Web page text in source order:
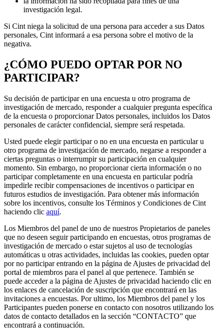
investigación legal.
Si Cint niega la solicitud de una persona para acceder a sus Datos
personales, Cint informará a esa persona sobre el motivo de la
negativa.
¿CÓMO PUEDO OPTAR POR NO
PARTICIPAR?
Su decisión de participar en una encuesta u otro programa de
investigación de mercado, responder a cualquier pregunta específica
de la encuesta o proporcionar Datos personales, incluidos los Datos
personales de carácter confidencial, siempre será respetada.
Usted puede elegir participar o no en una encuesta en particular u
otro programa de investigación de mercado, negarse a responder a
ciertas preguntas o interrumpir su participación en cualquier
momento. Sin embargo, no proporcionar cierta información o no
participar completamente en una encuesta en particular podría
impedirle recibir compensaciones de incentivos o participar en
futuros estudios de investigación. Para obtener más información
sobre los incentivos, consulte los Términos y Condiciones de Cint
haciendo clic aquí.
Los Miembros del panel de uno de nuestros Propietarios de paneles
que no deseen seguir participando en encuestas, otros programas de
investigación de mercado o estar sujetos al uso de tecnologías
automáticas u otras actividades, incluidas las cookies, pueden optar
por no participar entrando en la página de Ajustes de privacidad del
portal de miembros para el panel al que pertenece. También se
puede acceder a la página de Ajustes de privacidad haciendo clic en
los enlaces de cancelación de suscripción que encontrará en las
invitaciones a encuestas. Por ultimo, los Miembros del panel y los
Participantes pueden ponerse en contacto con nosotros utilizando los
datos de contacto detallados en la sección “CONTACTO” que
encontrará a continuación.